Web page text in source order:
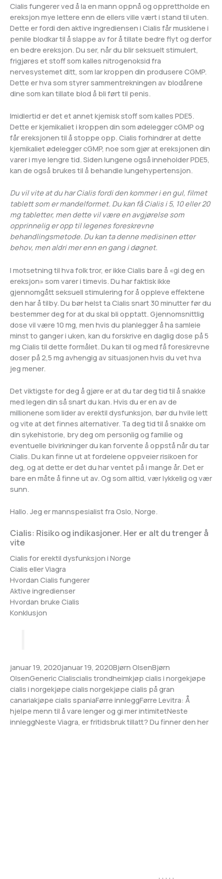
Cialis fungerer ved å la en mann oppnå og opprettholde en
ereksjon mye lettere enn de ellers ville vært i stand til uten.
Dette er fordi den aktive ingrediensen i Cialis får musklene i
penile blodkar til å slappe av for å tillate bedre flyt og derfor
en bedre ereksjon. Du ser, når du blir seksuelt stimulert,
frigjøres et stoff som kalles nitrogenoksid fra
nervesystemet ditt, som lar kroppen din produsere CGMP.
Dette er hva som styrer sammentrekningen av blodårene
dine som kan tillate blod å bli ført til penis.
Imidlertid er det et annet kjemisk stoff som kalles PDE5.
Dette er kjemikaliet i kroppen din som ødelegger cGMP og
får ereksjonen til å stoppe opp. Cialis forhindrer at dette
kjemikaliet ødelegger cGMP, noe som gjør at ereksjonen din
varer i mye lengre tid. Siden lungene også inneholder PDE5,
kan de også brukes til å behandle lungehypertensjon.
Du vil vite at du har Cialis fordi den kommer i en gul, filmet
tablett som er mandelformet. Du kan få Cialis i 5, 10 eller 20
mg tabletter, men dette vil være en avgjørelse som
opprinnelig er opp til legenes foreskrevne
behandlingsmetode. Du kan ta denne medisinen etter
behov, men aldri mer enn en gang i døgnet.
I motsetning til hva folk tror, er ikke Cialis bare å «gi deg en
ereksjon» som varer i timevis. Du har faktisk ikke
gjennomgått seksuell stimulering for å oppleve effektene
den har å tilby. Du bør helst ta Cialis snart 30 minutter før du
bestemmer deg for at du skal bli opptatt. Gjennomsnittlig
dose vil være 10 mg, men hvis du planlegger å ha samleie
minst to ganger i uken, kan du forskrive en daglig dose på 5
mg Cialis til dette formålet. Du kan til og med få foreskrevne
doser på 2,5 mg avhengig av situasjonen hvis du vet hva
jeg mener.
Det viktigste for deg å gjøre er at du tar deg tid til å snakke
med legen din så snart du kan. Hvis du er en av de
millionene som lider av erektil dysfunksjon, bør du hvile lett
og vite at det finnes alternativer. Ta deg tid til å snakke om
din sykehistorie, bry deg om personlig og familie og
eventuelle bivirkninger du kan forvente å oppstå når du tar
Cialis. Du kan finne ut at fordelene oppveier risikoen for
deg, og at dette er det du har ventet på i mange år. Det er
bare en måte å finne ut av. Og som alltid, vær lykkelig og vær
sunn.
Hallo. Jeg er mannspesialist fra Oslo, Norge.
Cialis: Risiko og indikasjoner. Her er alt du trenger å
vite
Innleggsnavigering
Cialis for erektil dysfunksjon i Norge
Cialis eller Viagra
Hvordan Cialis fungerer
Aktive ingredienser
Hvordan bruke Cialis
Konklusjon
januar 19, 2020januar 19, 2020Bjørn OlsenBjørn
OlsenGeneric Cialiscialis trondheimkjøp cialis i norgekjøpe
cialis i norgekjøpe cialis norgekjøpe cialis på gran
canariakjøpe cialis spaniaFørre innleggFørre Levitra: Å
hjelpe menn til å vare lenger og gi mer intimitetNeste
innleggNeste Viagra, er fritidsbruk tillatt? Du finner den her
, , , , ,